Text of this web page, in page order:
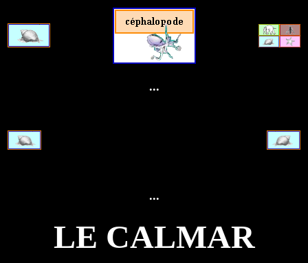
...
...
LE CALMAR